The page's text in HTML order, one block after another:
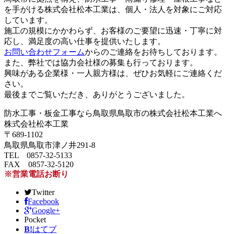
を手がける株式会社松本工業は、個人・法人を対象にご対応
しています。
施工の規模にかかわらず、お客様のご要望に迅速・丁寧に対
応し、満足度の高い仕事を提供いたします。
お問い合わせフォームからのご連絡をお待ちしております。
また、弊社では協力会社様の募集も行っております。
興味がある企業様・一人親方様は、ぜひお気軽にご連絡くだ
さい。
最後までご覧いただき、ありがとうございました。
防水工事・板金工事なら鳥取県鳥取市の株式会社松本工業へ
株式会社松本工業
〒689-1102
鳥取県鳥取市津ノ井291-8
TEL 0857-32-5133
FAX 0857-32-5120
※営業電話お断り
Twitter
Facebook
Google+
Pocket
B!はてブ